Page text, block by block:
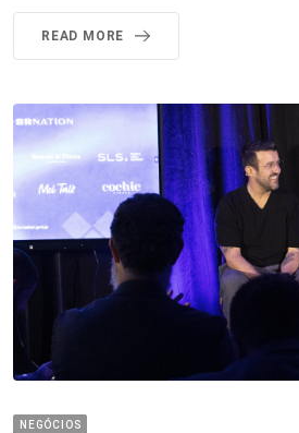
READ MORE
NEGÓCIOS